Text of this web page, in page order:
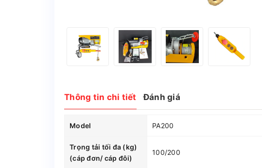
Thông tin chi tiết Đánh giá
Model PA200
Trọng tải tối đa (kg)
(cáp đơn/ cáp đôi)
100/200